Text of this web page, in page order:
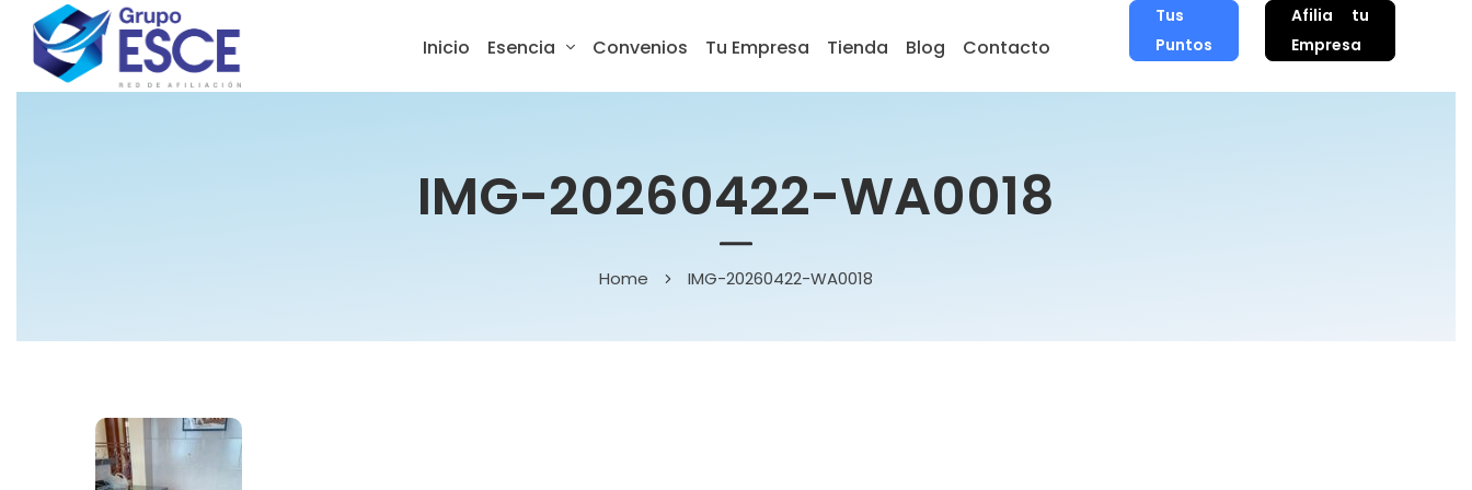
Inicio Esencia Convenios Tu Empresa Tienda Blog Contacto
Tus
Puntos
Afilia tu
Empresa
IMG-20260422-WA0018
Home IMG-20260422-WA0018